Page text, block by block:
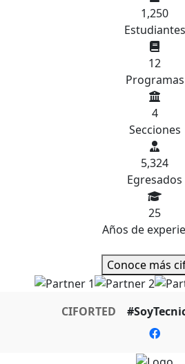
1,250
Estudiantes
12
Programas
4
Secciones
5,324
Egresados
25
Años de
Conoce más
CIFORTED